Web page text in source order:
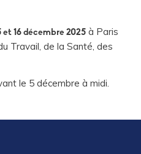
et 16 décembre 2025 à Paris
Travail, de la Santé, des
le 5 décembre à midi.